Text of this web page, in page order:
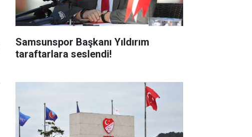
Samsunspor Başkanı Yıldırım
taraftarlara seslendi!